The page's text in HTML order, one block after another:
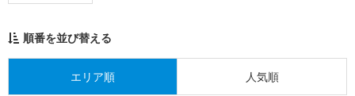
順番を並び替える
エリア順 人気順